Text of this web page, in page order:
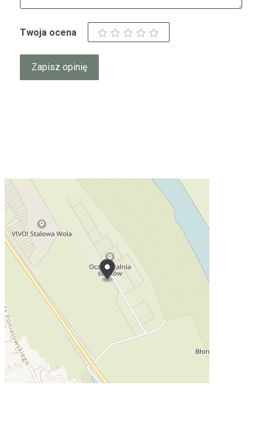
Twoja ocena